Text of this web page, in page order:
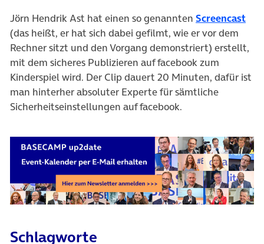
Jörn Hendrik Ast hat einen so genannten Screencast
(das heißt, er hat sich dabei gefilmt, wie er vor dem
Rechner sitzt und den Vorgang demonstriert) erstellt,
mit dem sicheres Publizieren auf facebook zum
Kinderspiel wird. Der Clip dauert 20 Minuten, dafür ist
man hinterher absoluter Experte für sämtliche
Sicherheitseinstellungen auf facebook.
Schlagworte